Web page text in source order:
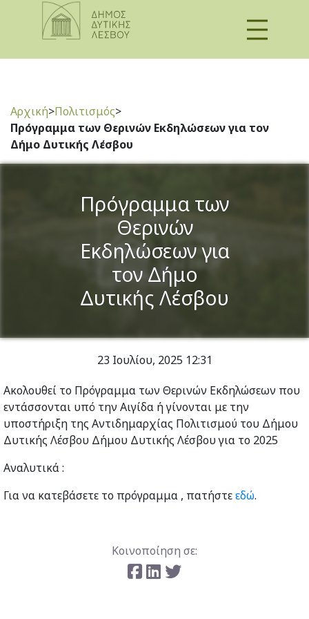
Αρχική>Πολιτισμός>
Πρόγραμμα των Θερινών Εκδηλώσεων για τον
Δήμο Δυτικής Λέσβου
Πρόγραμμα των
Θερινών
Εκδηλώσεων για
τον Δήμο
Δυτικής Λέσβου
23 Ιουλίου, 2025 12:31
Ακολουθεί το Πρόγραμμα των Θερινών Εκδηλώσεων που
εντάσσονται υπό την Αιγίδα ή γίνονται με την
υποστήριξη της Αντιδημαρχίας Πολιτισμού του Δήμου
Δυτικής Λέσβου Δήμου Δυτικής Λέσβου για το 2025
Αναλυτικά :
Για να κατεβάσετε το πρόγραμμα , πατήστεεδώ.
Κοινοποίηση σε: